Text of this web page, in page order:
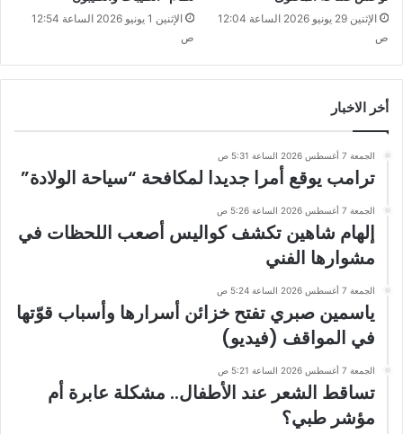
الإثنين 29 يونيو 2026 الساعة 12:04
ص
الإثنين 1 يونيو 2026 الساعة 12:54
ص
أخر الاخبار
الجمعة 7 أغسطس 2026 الساعة 5:31 ص
ترامب يوقع أمرا جديدا لمكافحة “سياحة الولادة”
الجمعة 7 أغسطس 2026 الساعة 5:26 ص
إلهام شاهين تكشف كواليس أصعب اللحظات في
مشوارها الفني
الجمعة 7 أغسطس 2026 الساعة 5:24 ص
ياسمين صبري تفتح خزائن أسرارها وأسباب قوّتها
في المواقف (فيديو)
الجمعة 7 أغسطس 2026 الساعة 5:21 ص
تساقط الشعر عند الأطفال.. مشكلة عابرة أم
مؤشر طبي؟